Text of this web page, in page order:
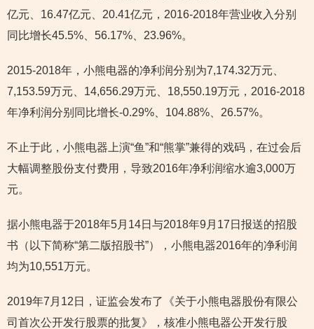
亿元、16.47亿元、20.41亿元，2016-2018年营业收入分别
同比增长45.5%、56.17%、23.96%。
2015-2018年，小熊电器的净利润分别为7,174.32万元、
7,153.59万元、14,656.29万元、18,550.19万元，2016-2018
年净利润分别同比增长-0.29%、104.88%、26.57%。
不止于此，小熊电器上演“鱼”和“熊掌”兼得的戏码，在过会后
大幅调整股份支付费用，导致2016年净利润缩水逾3,000万
元。
据小熊电器于2018年5月14日与2018年9月17日报送的招股
书（以下简称“第二版招股书”），小熊电器2016年的净利润
均为10,551万元。
2019年7月12日，证监会发布了《关于小熊电器股份有限公
司首次公开发行股票的批复》，核准小熊电器公开发行股